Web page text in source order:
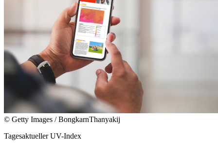
© Getty Images / BongkarnThanyakij
Tagesaktueller UV-Index